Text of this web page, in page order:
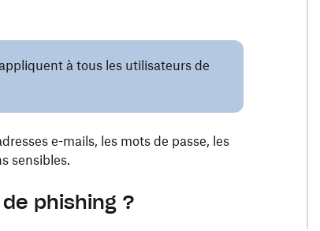
à tous les utilisateurs de
e-mails, les mots de passe, les
sensibles.
phishing ?